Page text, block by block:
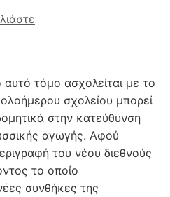
τόμο ασχολείται με το
σχολείου μπορεί
στην κατεύθυνση
αγωγής. Αφού
του νέου διεθνούς
το οποίο
συνθήκες της